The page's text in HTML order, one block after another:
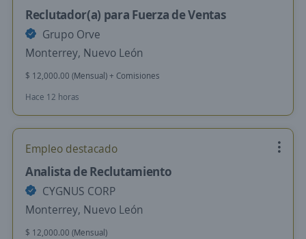
Reclutador(a) para Fuerza de Ventas
Grupo Orve
Monterrey, Nuevo León
$ 12,000.00 (Mensual) + Comisiones
Hace 12 horas
Empleo destacado
Analista de Reclutamiento
CYGNUS CORP
Monterrey, Nuevo León
$ 12,000.00 (Mensual)